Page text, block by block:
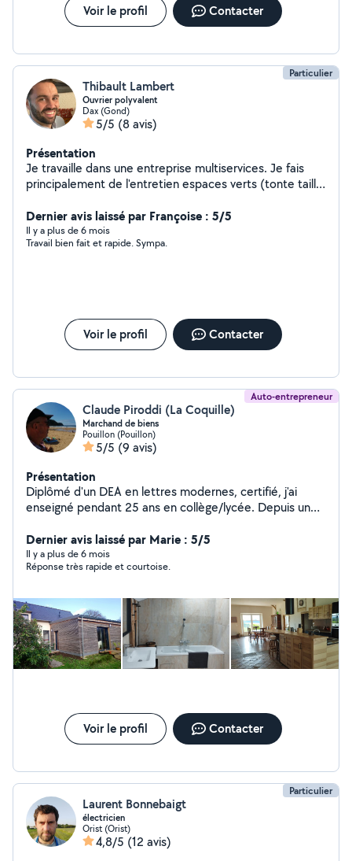
Voir le profil Contacter
Particulier
Thibault Lambert
Ouvrier polyvalent
Dax (Gond)
5/5 (8 avis)
Présentation
Je travaille dans une entreprise multiservices. Je fais
principalement de l'entretien espaces verts (tonte taille
rénover des appartements. Montage cuisine / pose de
sol / montage luminaires
Dernier avis laissé par Françoise : 5/5
Il y a plus de 6 mois
Travail bien fait et rapide. Sympa.
Voir le profil Contacter
Auto-entrepreneur
Claude Piroddi (La Coquille)
Marchand de biens
Pouillon (Pouillon)
5/5 (9 avis)
Présentation
Diplômé d'un DEA en lettres modernes, certifié, j'ai
enseigné pendant 25 ans en collège/lycée. Depuis une
des vieilles maisons dans leur totalité (toiture,
assainissement, électricité, plomberie, carrelage,
travaux de maçonnerie, isolation, placo, peinture...)
Dernier avis laissé par Marie : 5/5
Il y a plus de 6 mois
Réponse très rapide et courtoise.
Voir le profil Contacter
Particulier
Laurent Bonnebaigt
électricien
Orist (Orist)
4,8/5 (12 avis)